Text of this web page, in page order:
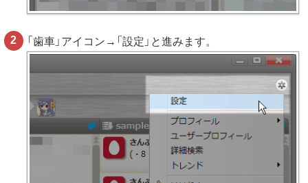
「歯車」アイコン→「設定」と進みます。